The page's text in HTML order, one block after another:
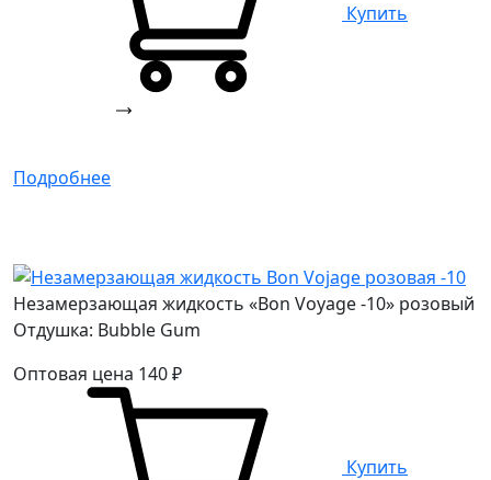
Купить
Подробнее
Незамерзающая жидкость «Bon Voyage -10» розовый
Отдушка: Bubble Gum
Оптовая цена 140₽
Купить